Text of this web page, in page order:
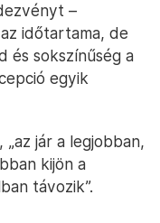
–
időtartama, de
és sokszínűség a
egyik
jár a legjobban,
kijön a
távozik”.